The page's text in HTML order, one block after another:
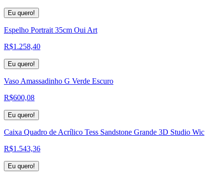
Eu quero!
Espelho Portrait 35cm Oui Art
R$1.258,40
Eu quero!
Vaso Amassadinho G Verde Escuro
R$600,08
Eu quero!
Caixa Quadro de Acrílico Tess Sandstone Grande 3D Studio Wic
R$1.543,36
Eu quero!